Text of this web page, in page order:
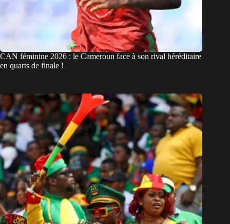
CAN féminine 2026 : le Cameroun face à son rival héréditaire
en quarts de finale !